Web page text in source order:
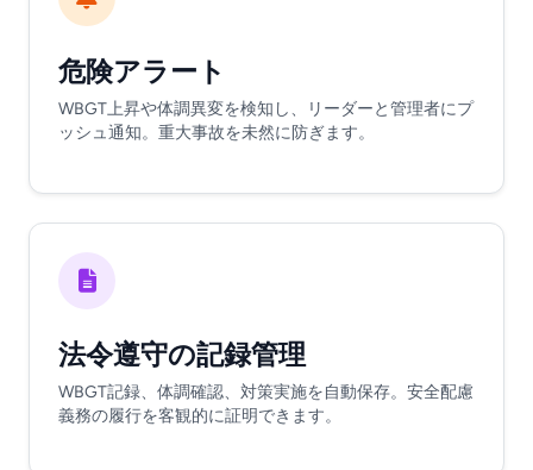
危険アラート
WBGT上昇や体調異変を検知し、リーダーと管理者にプ
ッシュ通知。重大事故を未然に防ぎます。
法令遵守の記録管理
WBGT記録、体調確認、対策実施を自動保存。安全配慮
義務の履行を客観的に証明できます。